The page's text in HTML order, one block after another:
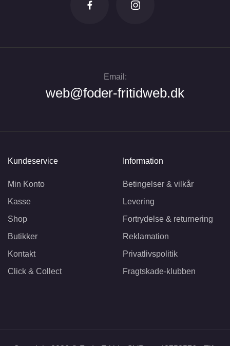
Email:
web@foder-fritidweb.dk
Kundeservice
Min Konto
Kasse
Shop
Butikker
Kontakt
Click & Collect
Information
Betingelser & vilkår
Levering
Fortrydelse & returnering
Reklamation
Privatlivspolitik
Fragtskade-klubben